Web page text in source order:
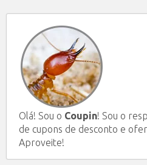
Olá! Sou o Coupin! Sou o
de cupons de desconto e
Aproveite!